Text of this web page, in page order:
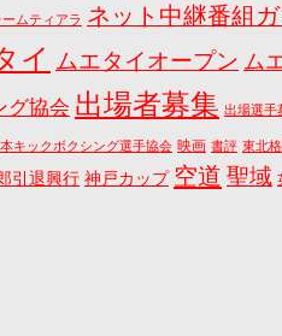
ームティアラ ネット中継番組
イ ムエタイオープン ム
グ協会 出場者募集 出場選手
キックボクシング選手協会 映画 書評 東北
引退興行 神戸カップ 空道 聖域